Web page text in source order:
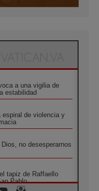
a una vigilia de
estabilidad
espiral de violencia y
Dios, no desesperarnos
tapiz de Raffaello
Pablo